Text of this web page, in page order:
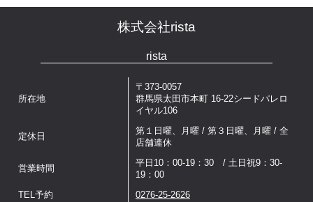
株式会社rista
rista
所在地
〒373-0057
群馬県太田市本町 16-22シードパレロ
イヤル106
定休日
第１日曜、月曜 / 第３日曜、月曜 / 全
店舗連休
営業時間
平日10：00-19：30 / 土日祝9：30-
19：00
TEL予約 0276-25-2626